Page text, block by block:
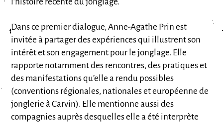
Dans ce premier dialogue, Anne-Agathe Prin est
invitée à partager des expériences qui illustrent son
intérêt et son engagement pour le jonglage. Elle
rapporte notamment des rencontres, des pratiques et
des manifestations qu’elle a rendu possibles
(conventions régionales, nationales et européenne de
jonglerie à Carvin). Elle mentionne aussi des
compagnies auprès desquelles elle a été interprète